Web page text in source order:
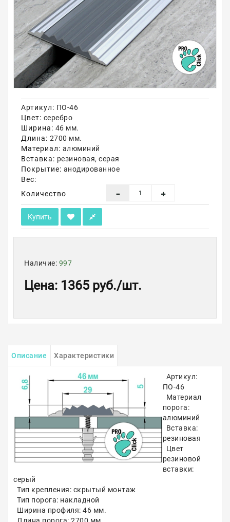
Садовая мебель
Оплата
Доставка
Самовывоз
Контакты
Акции
Артикул: ПО-46
Цвет: серебро
Ширина: 46 мм.
Длина: 2700 мм.
Материал: алюминий
Вставка: резиновая, серая
Покрытие: анодированное
Вес:
Количество
Купить
Наличие: 997
Цена: 1365 руб./шт.
Описание Характеристики
Артикул:
ПО-46
Материал
порога:
алюминий
Вставка:
резиновая
Цвет
резиновой
вставки:
серый
Тип крепления: скрытый монтаж
Тип порога: накладной
Ширина профиля: 46 мм.